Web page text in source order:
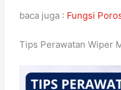
baca juga : Fungsi
Tips Perawatan Wiper